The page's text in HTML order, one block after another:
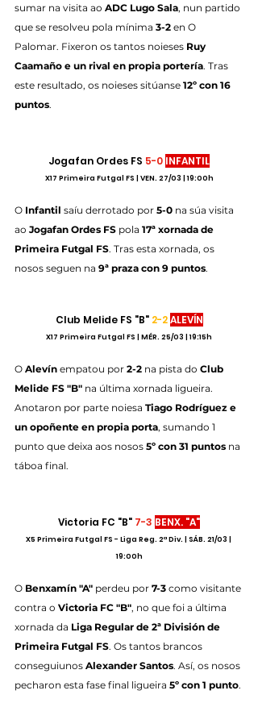
sumar na visita ao ADC Lugo Sala, nun partido
que se resolveu pola mínima 3-2 en O
Palomar. Fixeron os tantos noieses Ruy
Caamaño e un rival en propia portería. Tras
este resultado, os noieses sitúanse 12º con 16
puntos.
Jogafan Ordes FS 5-0 INFANTIL
X17 Primeira Futgal FS | VEN. 27/03 | 19:00h
O Infantil saíu derrotado por 5-0 na súa visita
ao Jogafan Ordes FS pola 17ª xornada de
Primeira Futgal FS. Tras esta xornada, os
nosos seguen na 9ª praza con 9 puntos.
Club Melide FS "B" 2-2 ALEVÍN
X17 Primeira Futgal FS | MÉR. 25/03 | 19:15h
O Alevín empatou por 2-2 na pista do Club
Melide FS "B" na última xornada ligueira.
Anotaron por parte noiesa Tiago Rodríguez e
un opoñente en propia porta, sumando 1
punto que deixa aos nosos 5º con 31 puntos na
táboa final.
Victoria FC "B" 7-3 BENX. "A"
X5 Primeira Futgal FS - Liga Reg. 2ª Div. | SÁB. 21/03 |
19:00h
O Benxamín "A" perdeu por 7-3 como visitante
contra o Victoria FC "B", no que foi a última
xornada da Liga Regular de 2ª División de
Primeira Futgal FS. Os tantos brancos
conseguiunos Alexander Santos. Así, os nosos
pecharon esta fase final ligueira 5º con 1 punto.